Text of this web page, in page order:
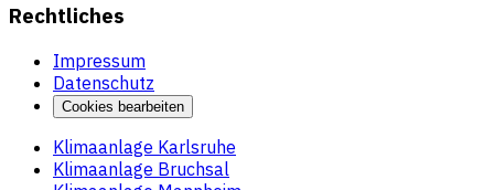
Rechtliches
Impressum
Datenschutz
Cookies bearbeiten
Klimaanlage Karlsruhe
Klimaanlage Bruchsal